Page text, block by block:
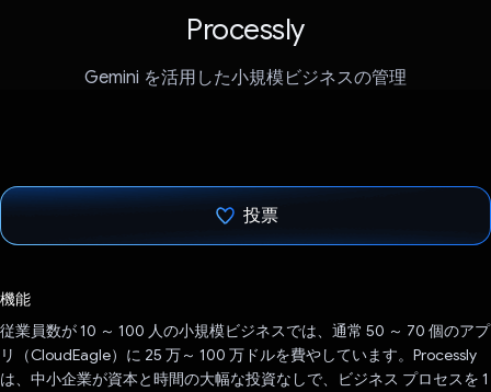
Processly
Gemini を活用した小規模ビジネスの管理
投票
機能
従業員数が 10 ～ 100 人の小規模ビジネスでは、通常 50 ～ 70 個のアプ
リ（CloudEagle）に 25 万～ 100 万ドルを費やしています。Processly
は、中小企業が資本と時間の大幅な投資なしで、ビジネス プロセスを 1